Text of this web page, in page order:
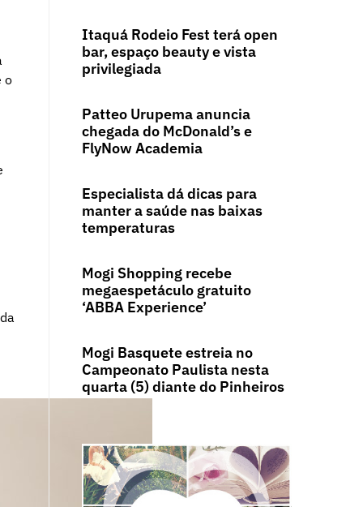
o
Itaquá Rodeio Fest terá open
bar, espaço beauty e vista
privilegiada
Patteo Urupema anuncia
chegada do McDonald’s e
FlyNow Academia
Especialista dá dicas para
manter a saúde nas baixas
temperaturas
Mogi Shopping recebe
megaespetáculo gratuito
‘ABBA Experience’
Mogi Basquete estreia no
Campeonato Paulista nesta
quarta (5) diante do Pinheiros